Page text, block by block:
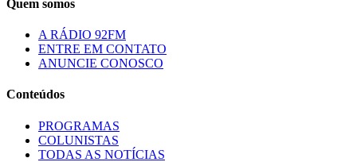
Quem somos
A RÁDIO 92FM
ENTRE EM CONTATO
ANUNCIE CONOSCO
Conteúdos
PROGRAMAS
COLUNISTAS
TODAS AS NOTÍCIAS